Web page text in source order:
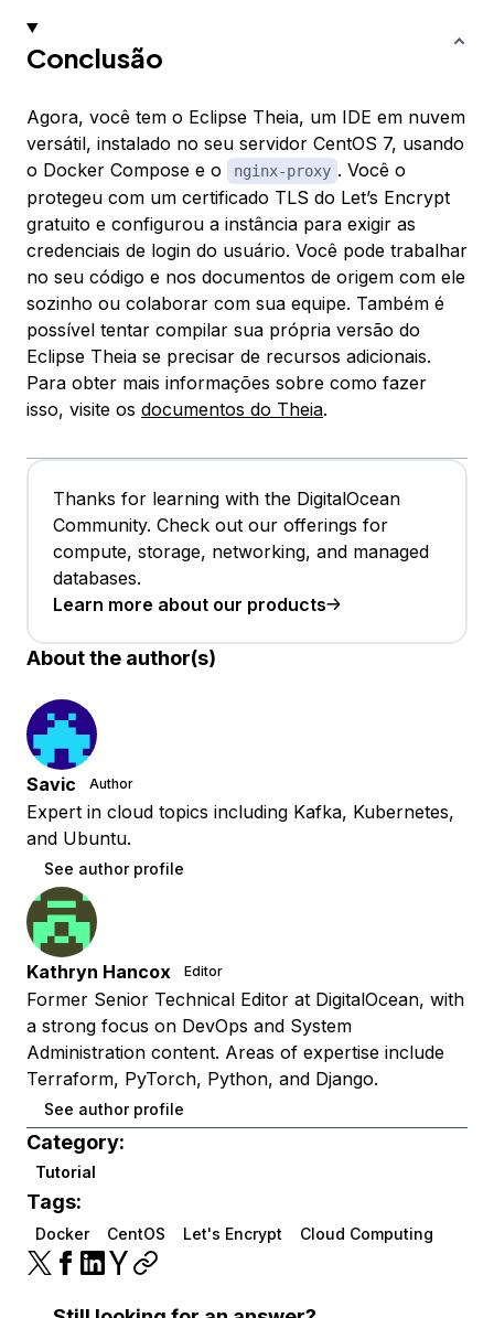
Conclusão
Agora, você tem o Eclipse Theia, um IDE em nuvem
versátil, instalado no seu servidor CentOS 7, usando
o Docker Compose e o
nginx-proxy . Você o
protegeu com um certificado TLS do Let’s Encrypt
gratuito e configurou a instância para exigir as
credenciais de login do usuário. Você pode trabalhar
no seu código e nos documentos de origem com ele
sozinho ou colaborar com sua equipe. Também é
possível tentar compilar sua própria versão do
Eclipse Theia se precisar de recursos adicionais.
Para obter mais informações sobre como fazer
isso, visite os documentos do Theia.
Thanks for learning with the DigitalOcean
Community. Check out our offerings for
compute, storage, networking, and managed
databases.
Learn more about our products
About the author(s)
Savic Author
Expert in cloud topics including Kafka, Kubernetes,
and Ubuntu.
See author profile
Kathryn Hancox Editor
Former Senior Technical Editor at DigitalOcean, with
a strong focus on DevOps and System
Administration content. Areas of expertise include
Terraform, PyTorch, Python, and Django.
See author profile
Category:
Tutorial
Tags:
Docker CentOS Let's Encrypt Cloud Computing